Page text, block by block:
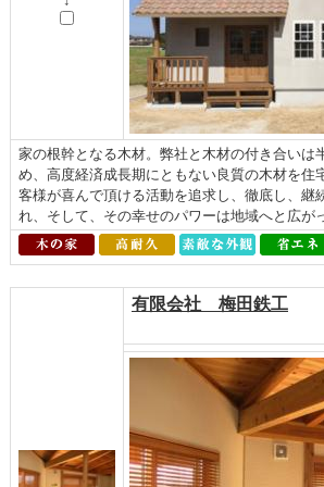
家の根幹となる木材。弊社と木材の付き合い
め、高度経済成長期にともない良質の木材を
客様が喜んで頂ける活動を追求し、徹底し、
れ、そして、その幸せのパワーは地域へと広が
有限会社 梅田鉄工